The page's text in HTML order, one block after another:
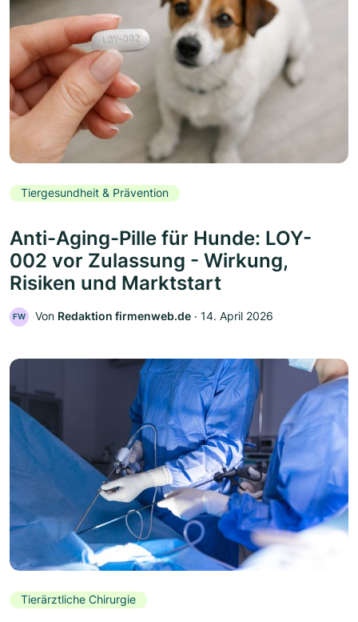
Tiergesundheit & Prävention
Anti-Aging-Pille für Hunde: LOY-
002 vor Zulassung - Wirkung,
Risiken und Marktstart
FW Von Redaktion firmenweb.de ‧ 14. April 2026
Tierärztliche Chirurgie